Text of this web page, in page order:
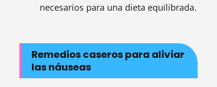
necesarios para una dieta equilibrada.
Remedios caseros para aliviar
las náuseas